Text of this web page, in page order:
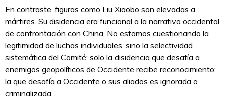
En contraste, figuras como Liu Xiaobo son elevadas a
mártires. Su disidencia era funcional a la narrativa occidental
de confrontación con China. No estamos cuestionando la
legitimidad de luchas individuales, sino la selectividad
sistemática del Comité: solo la disidencia que desafía a
enemigos geopolíticos de Occidente recibe reconocimiento;
la que desafía a Occidente o sus aliados es ignorada o
criminalizada.